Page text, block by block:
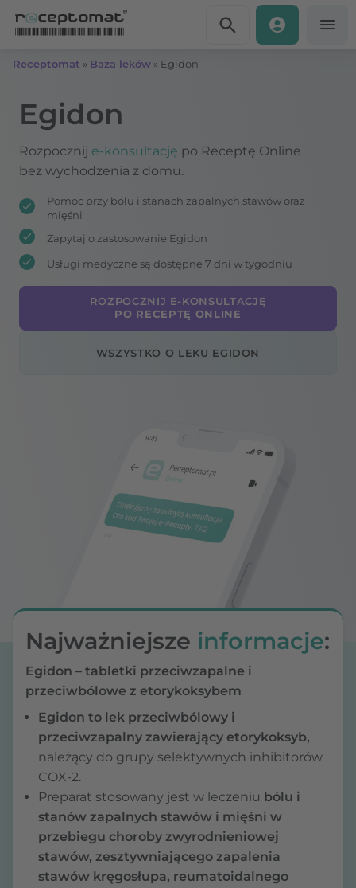
Receptomat » Baza leków » Egidon
Egidon
Rozpocznij e-konsultację po Receptę Online
bez wychodzenia z domu.
Pomoc przy bólu i stanach zapalnych stawów oraz
mięśni
Zapytaj o zastosowanie Egidon
Usługi medyczne są dostępne 7 dni w tygodniu
ROZPOCZNIJ E-KONSULTACJĘ
PO RECEPTĘ ONLINE
WSZYSTKO O LEKU EGIDON
Najważniejsze informacje:
Egidon – tabletki przeciwzapalne i
przeciwbólowe z etorykoksybem
Egidon to lek przeciwbólowy i
przeciwzapalny zawierający etorykoksyb,
należący do grupy selektywnych inhibitorów
COX-2.
Preparat stosowany jest w leczeniu bólu i
stanów zapalnych stawów i mięśni w
przebiegu choroby zwyrodnieniowej
stawów, zesztywniającego zapalenia
stawów kręgosłupa, reumatoidalnego